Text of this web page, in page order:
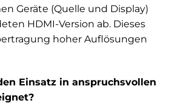
Geräte (Quelle und Display)
HDMI-Version ab. Dieses
hoher Auflösungen
Einsatz in anspruchsvollen